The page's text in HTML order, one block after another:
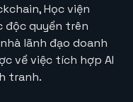
Học viện
độc quyền trên
lãnh đạo doanh
về việc tích hợp AI
tranh.